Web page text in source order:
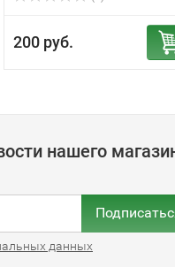
200 руб.
нашего
данных